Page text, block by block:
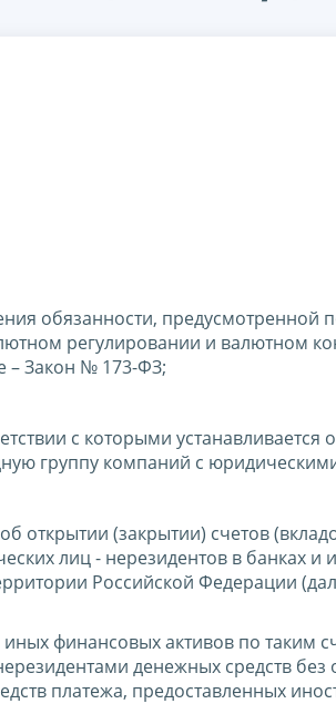
обязанности, предусмотренной
регулировании и валютном
– Закон № 173-ФЗ;
с которыми устанавливается
группу компаний с
открытии (закрытии) счетов
лиц - нерезидентов в банках и
Российской Федерации
финансовых активов по таким
денежных средств без
платежа, предоставленных